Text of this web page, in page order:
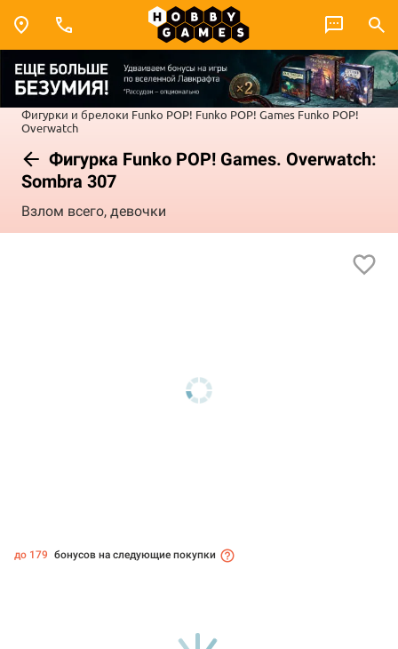
Фигурки и брелоки Funko POP! Funko POP! Games Funko POP!
Overwatch
Фигурка Funko POP! Games. Overwatch:
Sombra 307
Взлом всего, девочки
до 179 бонусов на следующие покупки